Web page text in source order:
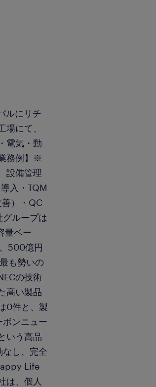
ルにリチ
にて、
電気・動
務例】※
設備管理
入・TQM
）・QC
ループは
量ベー
500億円
も勢いの
の技術
高い製品
0件と、製
ンニュー
いう高品
し、完全
Life
は、個人